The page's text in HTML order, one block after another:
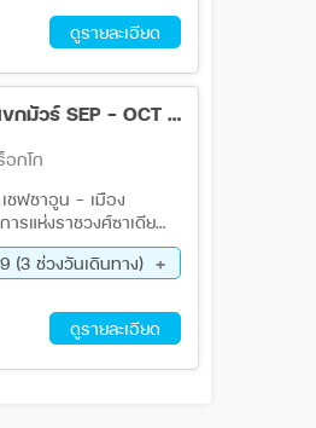
ลิส 4 ดาว
ดูรายละเอียด
ทัวร์แกรนด์โมร็อคโค 11 วัน QR ดินแดนฟ้าจรดทราย - อารยธรรมแขกมัวร์ SEP - OCT 26
อกโก
ชฟชาอูน - เมือง
รแห่งราชวงศ์ซาเดียน
(3 ช่วงวันเดินทาง)
ดูรายละเอียด